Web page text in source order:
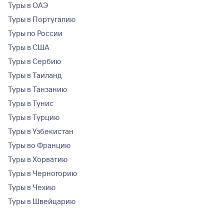
Туры в ОАЭ
Туры в Португалию
Туры по России
Туры в США
Туры в Сербию
Туры в Таиланд
Туры в Танзанию
Туры в Тунис
Туры в Турцию
Туры в Узбекистан
Туры во Францию
Туры в Хорватию
Туры в Черногорию
Туры в Чехию
Туры в Швейцарию